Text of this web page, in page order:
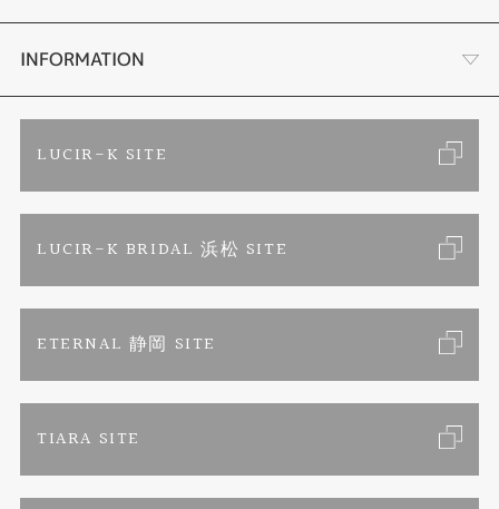
結婚指輪
ブランドリスト
オーダーメイド専用サイト
SORA
エタニティリング
婚約ネックレス
金・プラチナ買取り
金属アレルギーお悩み相談
プロポーズ相談室
会社概要
お客様の声
INFORMATION
プライバシーポリシー
LUCIR-K SITE
LUCIR-K BRIDAL 浜松 SITE
ETERNAL 静岡 SITE
TIARA SITE